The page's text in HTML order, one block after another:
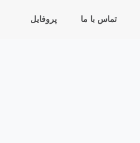
تماس با ما پروفایل